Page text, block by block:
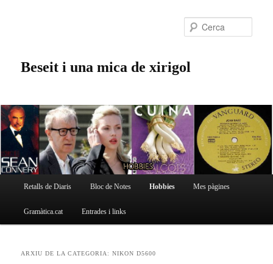
Beseit i una mica de xirigol
Menú
Aneu
al
Aneu
al
Retalls de Diaris Bloc de Notes Hobbies Mes pàgines
Gramàtica.cat Entrades i links
ARXIU DE LA CATEGORIA:NIKON D5600